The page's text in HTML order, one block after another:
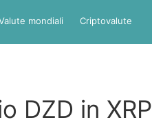
mondiali Criptovalute
DZD in XRP